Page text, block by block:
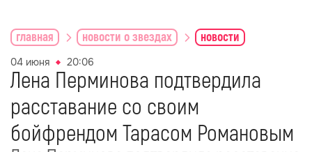
главная новости о звездах новости
04 июня 20:06
Лена Перминова подтвердила
расставание со своим
бойфрендом Тарасом Романовым